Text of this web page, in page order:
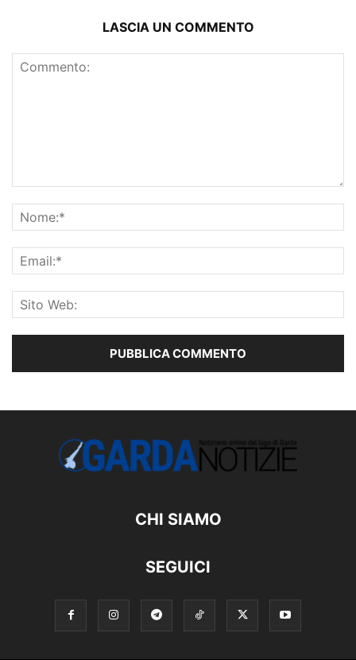
LASCIA UN COMMENTO
CHI SIAMO
SEGUICI